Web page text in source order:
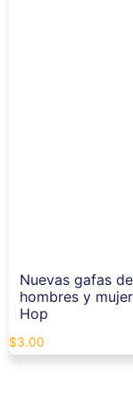
Nuevas gafas
hombres y
Hop
$3.00